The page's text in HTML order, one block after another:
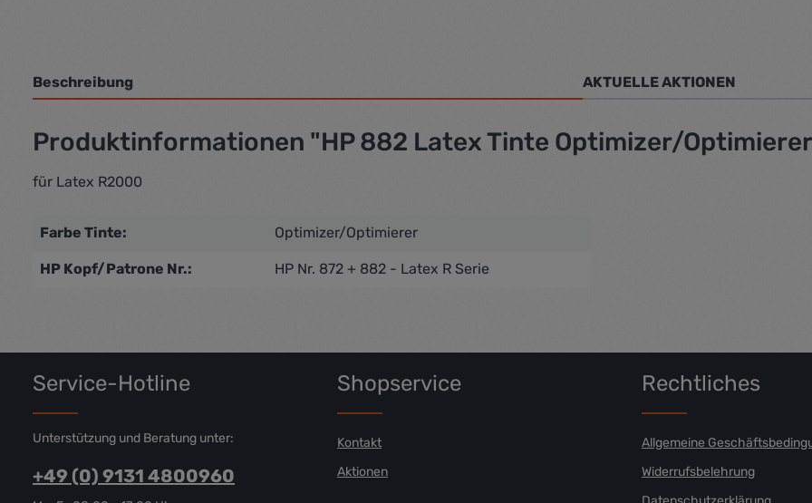
Beschreibung AKTUELLE AKTIONEN
Produktinformationen "HP 882 Latex Tinte Optimizer/
für Latex R2000
Farbe Tinte: Optimizer/Optimierer
HP Kopf/Patrone Nr.: HP Nr. 872 + 882 - Latex R Serie
Service-Hotline
Unterstützung und Beratung unter:
+49 (0) 9131 4800960
Shopservice
Kontakt
Aktionen
Rechtliches
Allgemeine
Widerrufsbelehrung